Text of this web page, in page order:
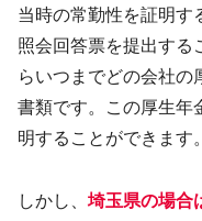
当時の常勤性を証明す
照会回答票を提出する
らいつまでどの会社の
書類です。この厚生年
明することができます。
しかし、 埼玉県の場合